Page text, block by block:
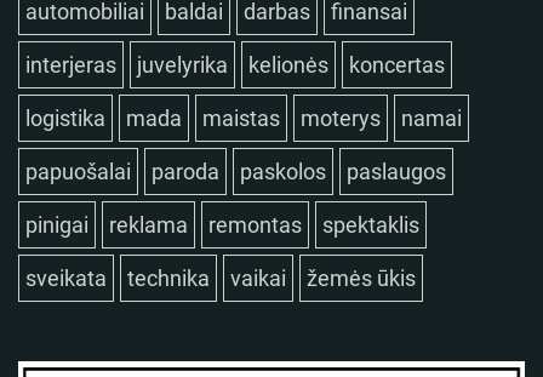
automobiliai baldai darbas finansai
interjeras juvelyrika kelionės koncertas
logistika mada maistas moterys namai
papuošalai paroda paskolos paslaugos
pinigai reklama remontas spektaklis
sveikata technika vaikai žemės ūkis